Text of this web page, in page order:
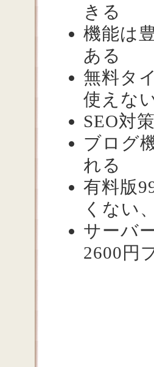
きる
機能は
ある
無料タ
使えな
SEO対
ブログ
れる
有料版
くない
サーバ
2600円